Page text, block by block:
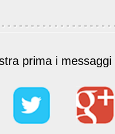
prima i messaggi